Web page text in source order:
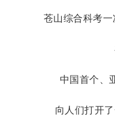
苍山综合科考
中国首个、
向人们打开